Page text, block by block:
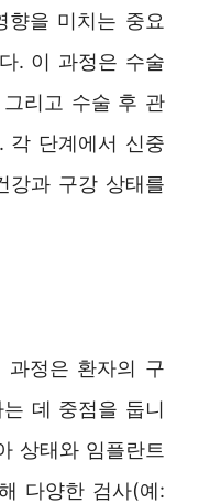
을 미치는 중요
. 이 과정은 수술
리고 수술 후 관
각 단계에서 신중
강과 구강 상태를
과정은 환자의 구
데 중점을 둡니
상태와 임플란트
다양한 검사(예: